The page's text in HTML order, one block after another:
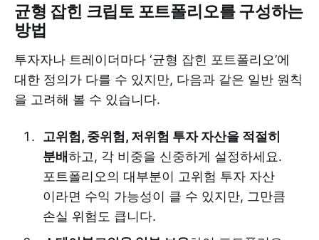
균형 잡힌 크립토 포트폴리오를 구성하는
방법
투자자나 트레이더마다 ‘균형 잡힌 포트폴리오’에
대한 정의가 다를 수 있지만, 다음과 같은 일반 원칙
을 고려해 볼 수 있습니다.
고위험, 중위험, 저위험 투자 자산을 적절히
분배하고, 각 비중을 신중하게 설정하세요.
포트폴리오의 대부분이 고위험 투자 자산
이라면 수익 가능성이 클 수 있지만, 그만큼
손실 위험도 큽니다.